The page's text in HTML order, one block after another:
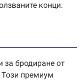
конци.
за бродиране от
Този премиум